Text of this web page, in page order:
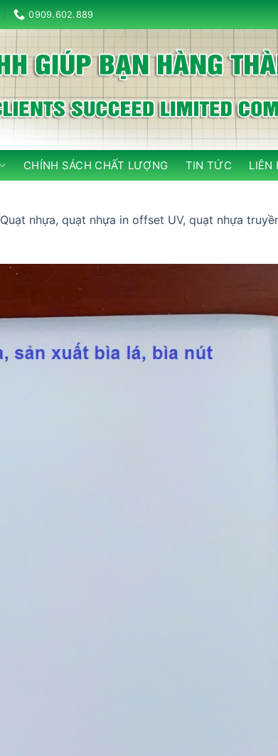
0909.602.889
CHÍNH SÁCH CHẤT LƯỢNG TIN TỨC LIÊN
Quạt nhựa, quạt nhựa in offset UV, quạt nhựa